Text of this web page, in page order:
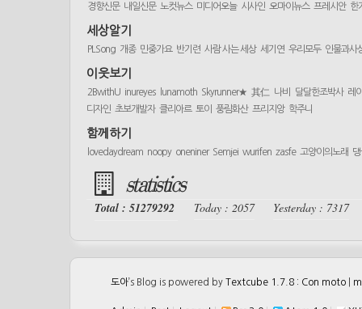
경향신문 내일신문 노컷뉴스 미디어오늘 시사인 오마이뉴스 프레시안 한
세상알기
PLSong 개종 민중가요 반기련 사람 사는 세상 세기연 우리모두 인물과사
이웃보기
2BwithU inureyes lunamoth Skyrunner★ 其仁 나비 달달한조박사 레
디자인 초보개발자 클리아르 토이 풍림화산 프리지앙 학주니
함께하기
lovedaydream noopy oneniner Semjei wurifen zasfe 고양이의노래
statistics
Total : 51279292 Today : 2057 Yesterday : 7317
도아’s Blog is powered by Textcube 1.7.8 : Con moto